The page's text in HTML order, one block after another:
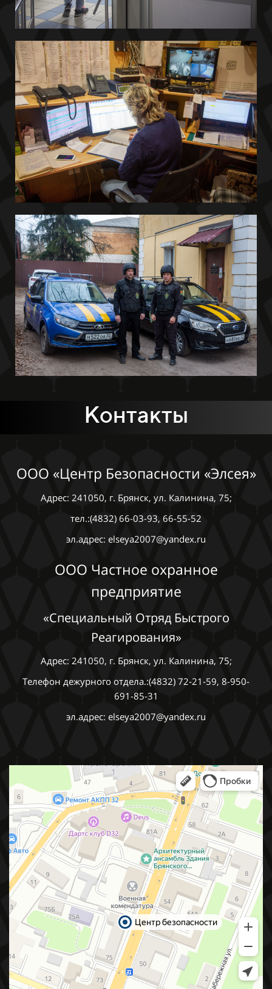
Контакты
ООО «Центр Безопасности «Элсея»
Адрес: 241050, г. Брянск, ул. Калинина, 75;
тел.:(4832) 66-03-93, 66-55-52
эл.адрес: elseya2007@yandex.ru
ООО Частное охранное
предприятие
«Специальный Отряд Быстрого
Реагирования»
Адрес: 241050, г. Брянск, ул. Калинина, 75;
Телефон дежурного отдела.:(4832) 72-21-59, 8-950-
691-85-31
эл.адрес: elseya2007@yandex.ru